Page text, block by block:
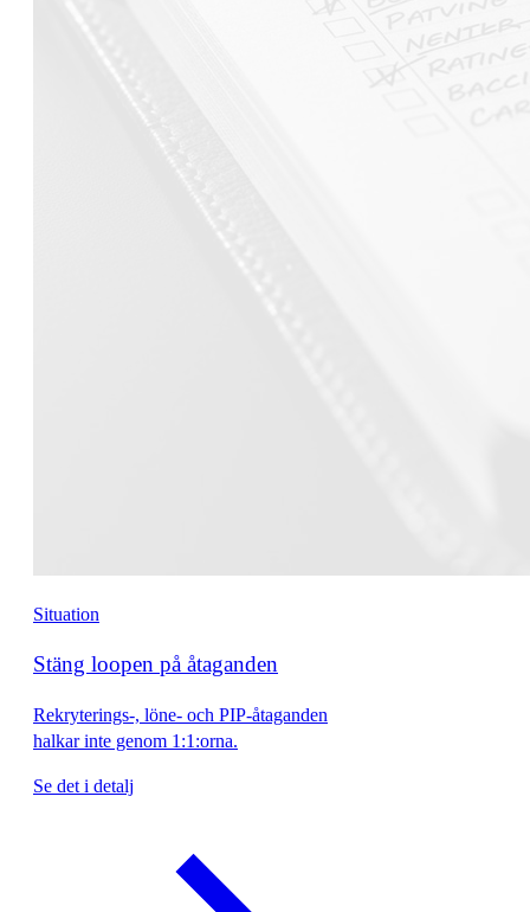
Situation
Stäng loopen på åtaganden
Rekryterings-, löne- och PIP-åtaganden
halkar inte genom 1:1:orna.
Se det i detalj